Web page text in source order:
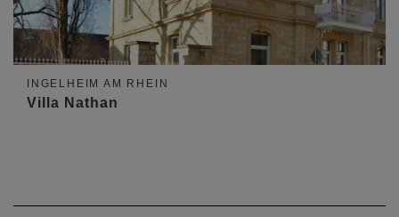
INGELHEIM AM RHEIN
Villa Nathan